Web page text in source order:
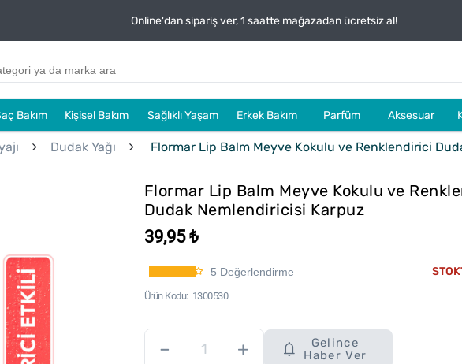
Online'dan sipariş ver, 1 saatte mağazadan ücretsiz al!
Bakım Kişisel Bakım Sağlıklı Yaşam Erkek Bakım Parfüm Aksesuar
Dudak Yağı Flormar Lip Balm Meyve Kokulu ve Renklendirici
Flormar Lip Balm Meyve Kokulu ve
Dudak Nemlendiricisi Karpuz
39,95 ₺
5 Değerlendirme
Ürün Kodu 1300530
– +
Gelince
Haber Ver